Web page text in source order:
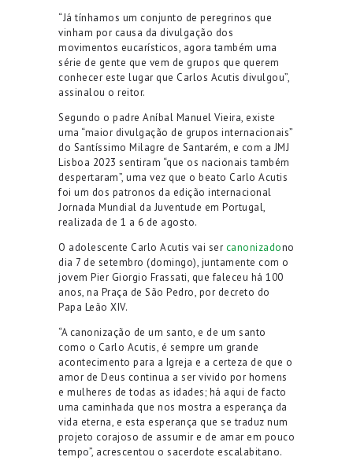
“Já tínhamos um conjunto de peregrinos que
vinham por causa da divulgação dos
movimentos eucarísticos, agora também uma
série de gente que vem de grupos que querem
conhecer este lugar que Carlos Acutis divulgou”,
assinalou o reitor.
Segundo o padre Aníbal Manuel Vieira, existe
uma “maior divulgação de grupos internacionais”
do Santíssimo Milagre de Santarém, e com a JMJ
Lisboa 2023 sentiram “que os nacionais também
despertaram”, uma vez que o beato Carlo Acutis
foi um dos patronos da edição internacional
Jornada Mundial da Juventude em Portugal,
realizada de 1 a 6 de agosto.
O adolescente Carlo Acutis vai ser canonizadono
dia 7 de setembro (domingo), juntamente com o
jovem Pier Giorgio Frassati, que faleceu há 100
anos, na Praça de São Pedro, por decreto do
Papa Leão XIV.
“A canonização de um santo, e de um santo
como o Carlo Acutis, é sempre um grande
acontecimento para a Igreja e a certeza de que o
amor de Deus continua a ser vivido por homens
e mulheres de todas as idades; há aqui de facto
uma caminhada que nos mostra a esperança da
vida eterna, e esta esperança que se traduz num
projeto corajoso de assumir e de amar em pouco
tempo”, acrescentou o sacerdote escalabitano.